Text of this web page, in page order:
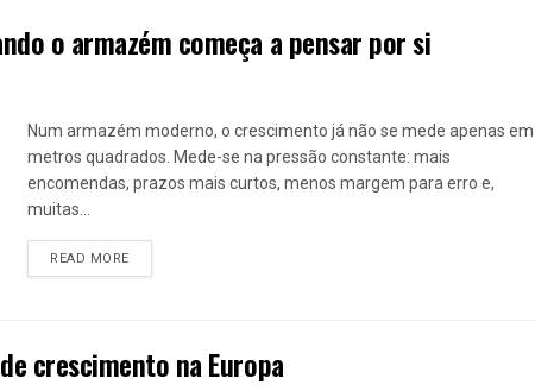
o armazém começa a pensar por si
Num armazém moderno, o crescimento já não se mede apenas em
metros quadrados. Mede-se na pressão constante: mais
encomendas, prazos mais curtos, menos margem para erro e,
muitas...
READ MOREDETAILS
crescimento na Europa